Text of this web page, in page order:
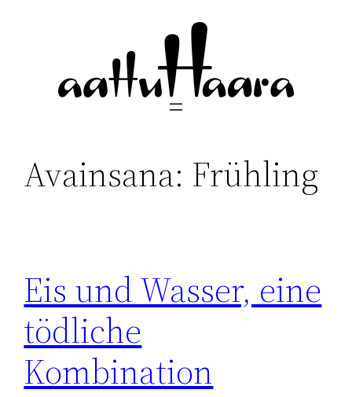
Avainsana: Frühling
Eis und Wasser, eine
tödliche
Kombination